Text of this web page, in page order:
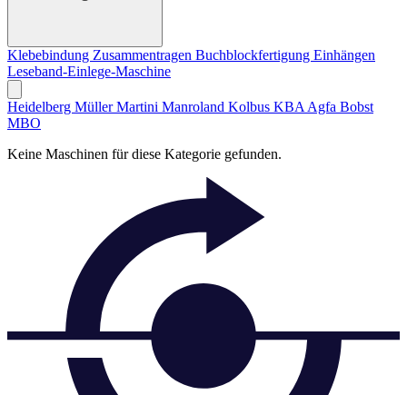
Klebebindung Zusammentragen Buchblockfertigung Einhängen
Leseband-Einlege-Maschine
Heidelberg Müller Martini Manroland Kolbus KBA Agfa Bobst
MBO
Keine Maschinen für diese Kategorie gefunden.